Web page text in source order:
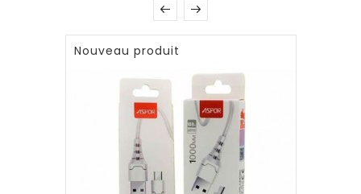
Nouveau produit